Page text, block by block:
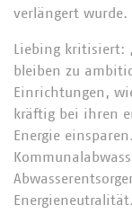
verlängert wurde.
Liebing kritisiert:
bleiben zu
Einrichtungen,
kräftig bei ihren
Energie